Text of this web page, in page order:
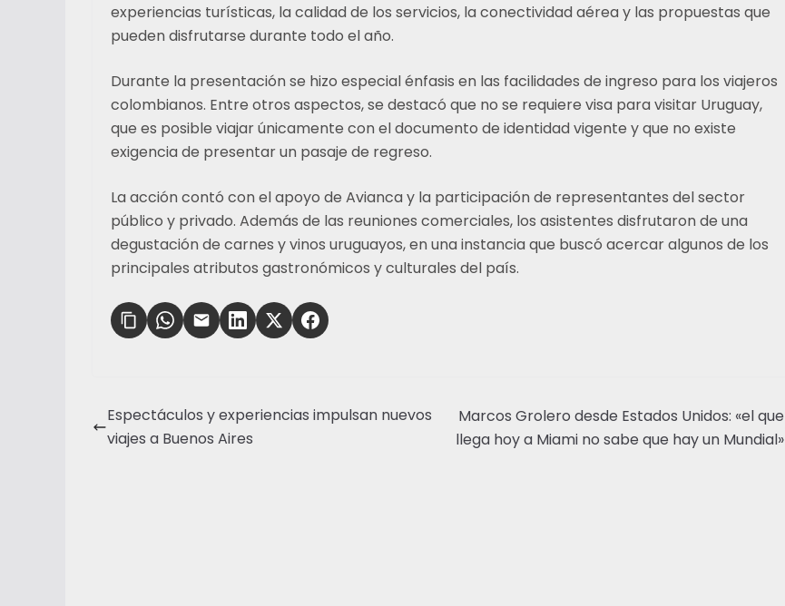
experiencias turísticas, la calidad de los servicios, la conectividad aérea y las propuestas que
pueden disfrutarse durante todo el año.
Durante la presentación se hizo especial énfasis en las facilidades de ingreso para los viajeros
colombianos. Entre otros aspectos, se destacó que no se requiere visa para visitar Uruguay,
que es posible viajar únicamente con el documento de identidad vigente y que no existe
exigencia de presentar un pasaje de regreso.
La acción contó con el apoyo de Avianca y la participación de representantes del sector
público y privado. Además de las reuniones comerciales, los asistentes disfrutaron de una
degustación de carnes y vinos uruguayos, en una instancia que buscó acercar algunos de los
principales atributos gastronómicos y culturales del país.
Espectáculos y experiencias impulsan nuevos
viajes a Buenos Aires
Marcos Grolero desde Estados Unidos: «el que
llega hoy a Miami no sabe que hay un Mundial»